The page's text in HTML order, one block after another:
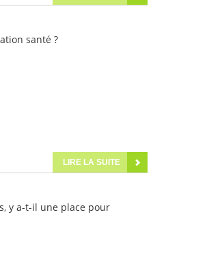
santé ?
LIRE LA SUITE
y a-t-il une place pour